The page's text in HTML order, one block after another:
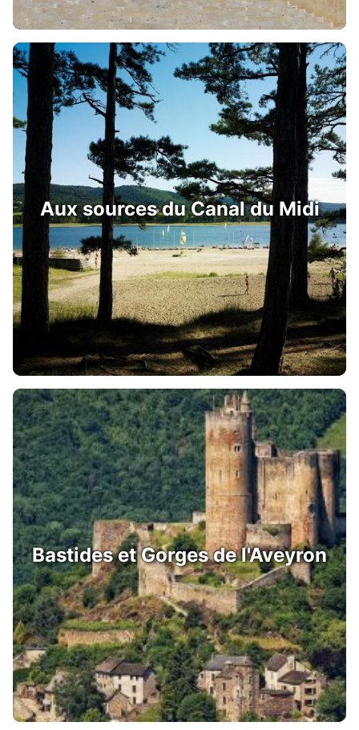
Aux sources du Canal du Midi
Bastides et Gorges de l'Aveyron